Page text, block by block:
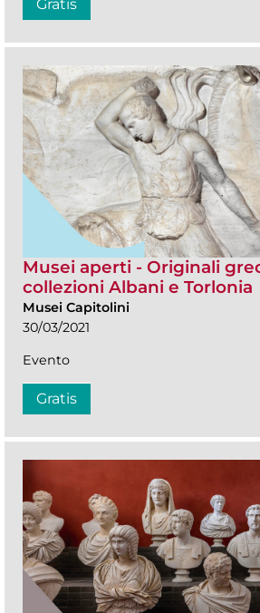
Gratis
Musei aperti - Originali
collezioni Albani e Torlonia
Musei Capitolini
30/03/2021
Evento
Gratis